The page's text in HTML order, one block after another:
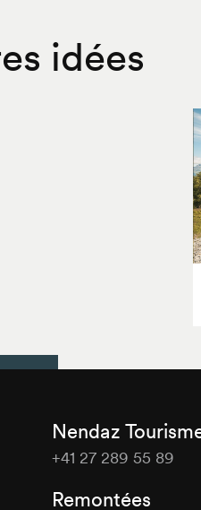
idées
Nendaz
+41 27 289 55 89
Remontées